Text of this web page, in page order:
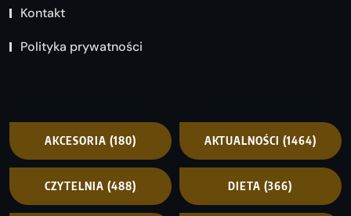
Kontakt
Polityka prywatności
AKCESORIA (180) AKTUALNOŚCI (1464)
CZYTELNIA (488) DIETA (366)